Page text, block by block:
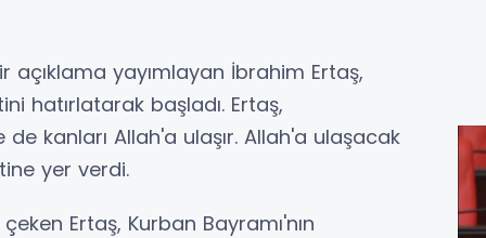
açıklama yayımlayan İbrahim Ertaş,
hatırlatarak başladı. Ertaş,
de kanları Allah'a ulaşır. Allah'a ulaşacak
yer verdi.
Ertaş, Kurban Bayramı'nın